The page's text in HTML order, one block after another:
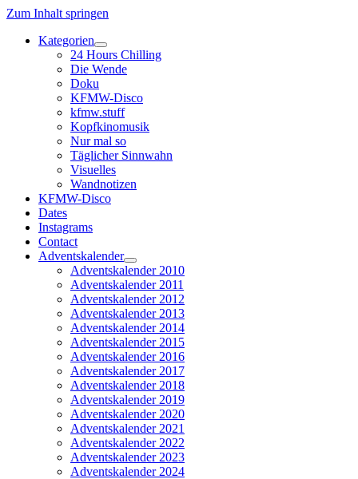
Zum Inhalt springen
Kategorien
Dropdown-
Menü
öffnen
24 Hours Chilling
Die Wende
Doku
KFMW-Disco
kfmw.stuff
Kopfkinomusik
Nur mal so
Täglicher Sinnwahn
Visuelles
Wandnotizen
KFMW-Disco
Dates
Instagrams
Contact
Adventskalender
Dropdown-
Menü
öffnen
Adventskalender 2010
Adventskalender 2011
Adventskalender 2012
Adventskalender 2013
Adventskalender 2014
Adventskalender 2015
Adventskalender 2016
Adventskalender 2017
Adventskalender 2018
Adventskalender 2019
Adventskalender 2020
Adventskalender 2021
Adventskalender 2022
Adventskalender 2023
Adventskalender 2024